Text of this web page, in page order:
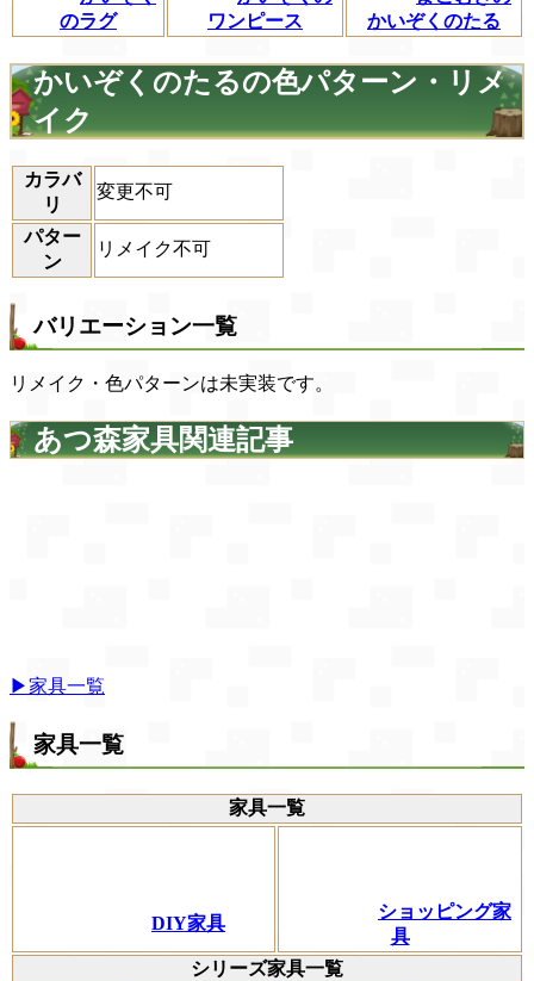
のラグ
ワンピース
かいぞくのたる
かいぞくのたるの色パターン・リメ
イク
カラバ
リ
変更不可
パター
ン
リメイク不可
バリエーション一覧
リメイク・色パターンは未実装です。
あつ森家具関連記事
▶家具一覧
家具一覧
家具一覧
DIY家具
ショッピング家
具
シリーズ家具一覧